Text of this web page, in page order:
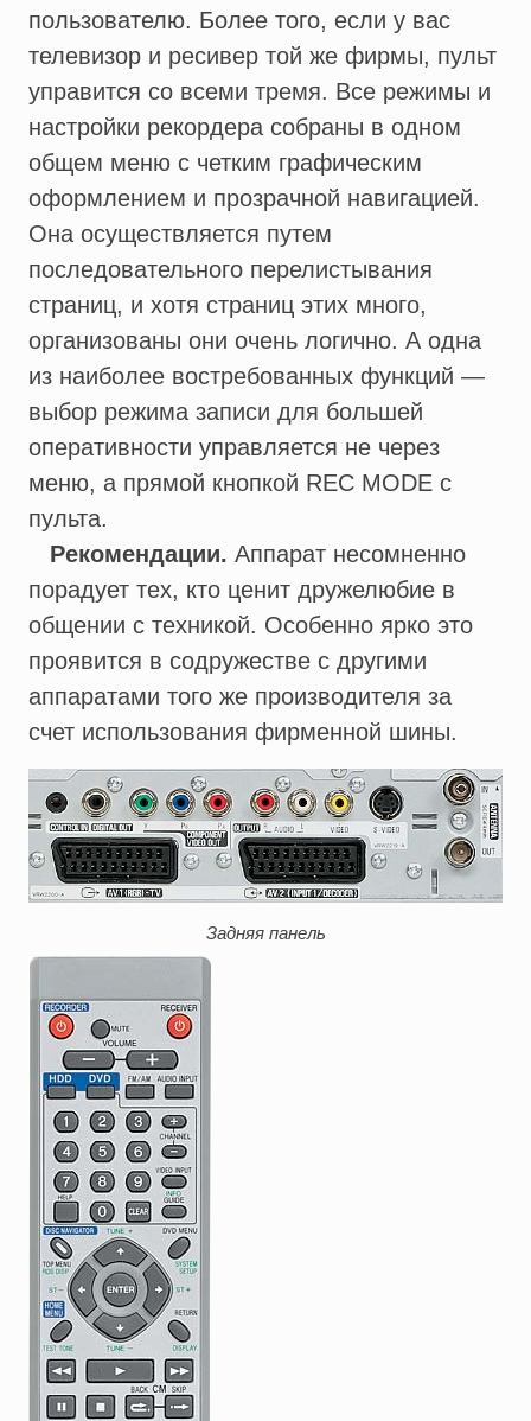
пользователю. Более того, если у вас
телевизор и ресивер той же фирмы, пульт
управится со всеми тремя. Все режимы и
настройки рекордера собраны в одном
общем меню с четким графическим
оформлением и прозрачной навигацией.
Она осуществляется путем
последовательного перелистывания
страниц, и хотя страниц этих много,
организованы они очень логично. А одна
из наиболее востребованных функций —
выбор режима записи для большей
оперативности управляется не через
меню, а прямой кнопкой REC MODE с
пульта.
Рекомендации. Аппарат несомненно
порадует тех, кто ценит дружелюбие в
общении с техникой. Особенно ярко это
проявится в содружестве с другими
аппаратами того же производителя за
счет использования фирменной шины.
Задняя панель